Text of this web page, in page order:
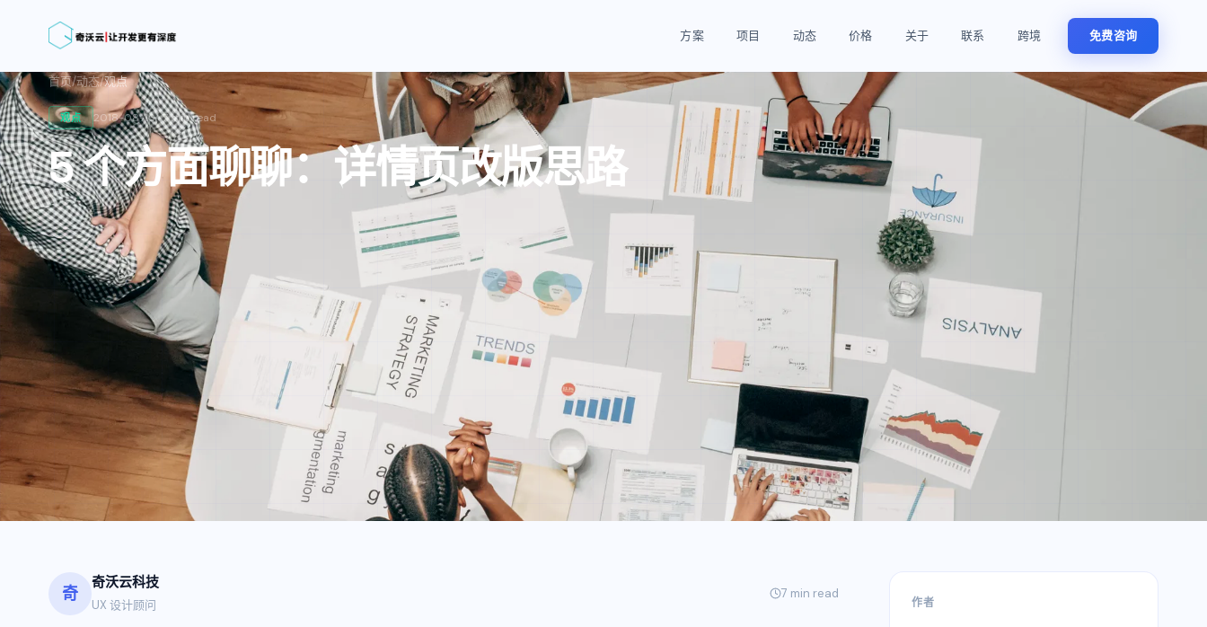
方案 项目 动态 价格 关于 联系 跨境 免费咨询
首页/动态/观点
观点 2018-08-16·7 minread
5 个方面聊聊：详情页改版思路
奇
奇沃云科技
UX 设计顾问
7 min read
作者